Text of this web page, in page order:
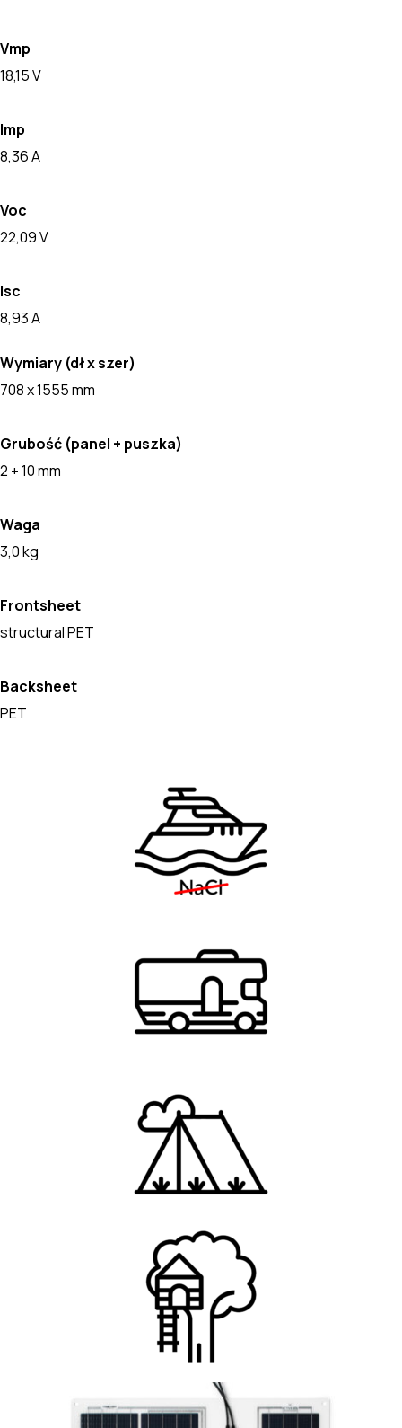
Vmp
18,15 V
Imp
8,36 A
Voc
22,09 V
Isc
8,93 A
Wymiary (dł x szer)
708 x 1555 mm
Grubość (panel + puszka)
2 + 10 mm
Waga
3,0 kg
Frontsheet
structural PET
Backsheet
PET